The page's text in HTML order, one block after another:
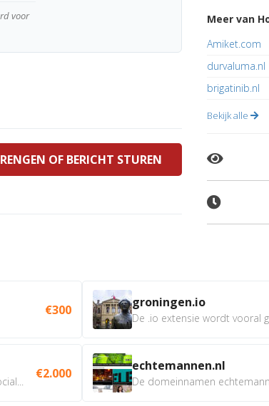
voor
OF BERICHT STUREN
Meer van
Amiket.com
durvaluma.nl
brigatinib.nl
Bekijk alle
€300
€2.000
groningen.io
De .io extensie wordt vooral
echtemannen.nl
De domeinnamen